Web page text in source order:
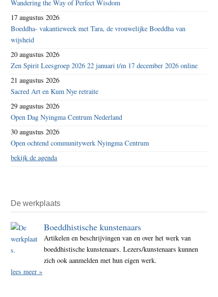
Wandering the Way of Perfect Wisdom
17 augustus 2026
Boeddha- vakantieweek met Tara, de vrouwelijke Boeddha van
wijsheid
20 augustus 2026
Zen Spirit Leesgroep 2026 22 januari t/m 17 december 2026 online
21 augustus 2026
Sacred Art en Kum Nye retraite
29 augustus 2026
Open Dag Nyingma Centrum Nederland
30 augustus 2026
Open ochtend communitywerk Nyingma Centrum
bekijk de agenda
De werkplaats
Boeddhistische kunstenaars
Artikelen en beschrijvingen van en over het werk van
boeddhistische kunstenaars. Lezers/kunstenaars kunnen
zich ook aanmelden met hun eigen werk.
lees meer »